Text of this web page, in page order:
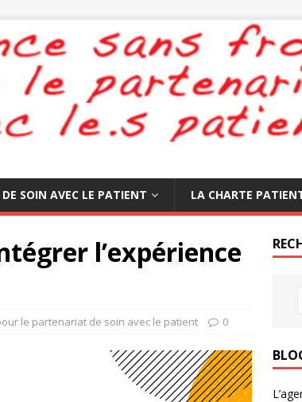
SOIN AVEC LE PATIENT LA CHARTE
l’expérience
le partenariat de soin avec le patient 0